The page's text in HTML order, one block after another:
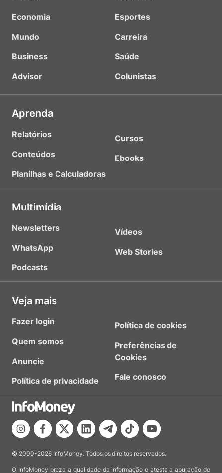
Economia
Mundo
Business
Advisor
Esportes
Carreira
Saúde
Colunistas
Aprenda
Relatórios
Conteúdos
Planilhas e Calculadoras
Cursos
Ebooks
Multimídia
Newsletters
WhatsApp
Podcasts
Vídeos
Web Stories
Veja mais
Fazer login
Quem somos
Anuncie
Política de privacidade
Política de cookies
Preferências de
Cookies
Fale conosco
© 2000-2026 InfoMoney. Todos os direitos reservados.
O InfoMoney preza a qualidade da informação e atesta a apuração de